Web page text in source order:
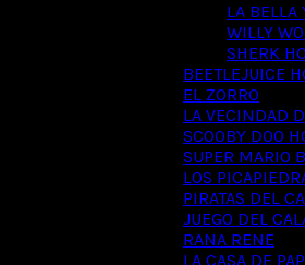
LA BELLA
WILLY
SHERK
BEETLEJUICE
EL ZORRO
LA VECINDAD
SCOOBY DOO
SUPER MARIO
LOS
PIRATAS DEL
JUEGO DEL
RANA RENE
LA CASA DE